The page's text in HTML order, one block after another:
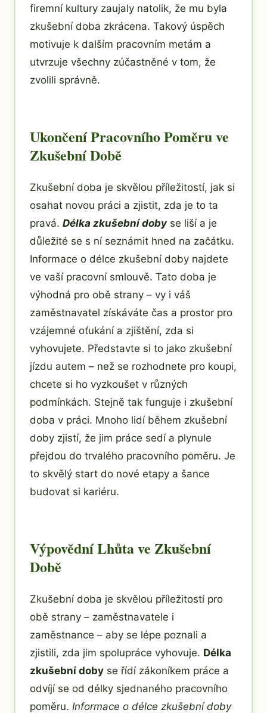
firemní kultury zaujaly natolik, že mu byla
zkušební doba zkrácena. Takový úspěch
motivuje k dalším pracovním metám a
utvrzuje všechny zúčastněné v tom, že
zvolili správně.
Ukončení Pracovního Poměru ve
Zkušební Době
Zkušební doba je skvělou příležitostí, jak si
osahat novou práci a zjistit, zda je to ta
pravá. Délka zkušební dobyse liší a je
důležité se s ní seznámit hned na začátku.
Informace o délce zkušební doby najdete
ve vaší pracovní smlouvě. Tato doba je
výhodná pro obě strany – vy i váš
zaměstnavatel získáváte čas a prostor pro
vzájemné oťukání a zjištění, zda si
vyhovujete. Představte si to jako zkušební
jízdu autem – než se rozhodnete pro koupi,
chcete si ho vyzkoušet v různých
podmínkách. Stejně tak funguje i zkušební
doba v práci. Mnoho lidí během zkušební
doby zjistí, že jim práce sedí a plynule
přejdou do trvalého pracovního poměru. Je
to skvělý start do nové etapy a šance
budovat si kariéru.
Výpovědní Lhůta ve Zkušební
Době
Zkušební doba je skvělou příležitostí pro
obě strany – zaměstnavatele i
zaměstnance – aby se lépe poznali a
zjistili, zda jim spolupráce vyhovuje. Délka
zkušební doby se řídí zákoníkem práce a
odvíjí se od délky sjednaného pracovního
poměru. Informace o délce zkušební doby